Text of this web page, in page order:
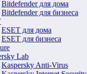
Bitdefender для дома
Bitdefender для бизнеса
ESET для дома
ESET для бизнеса
Lab
Kaspersky Anti-Virus